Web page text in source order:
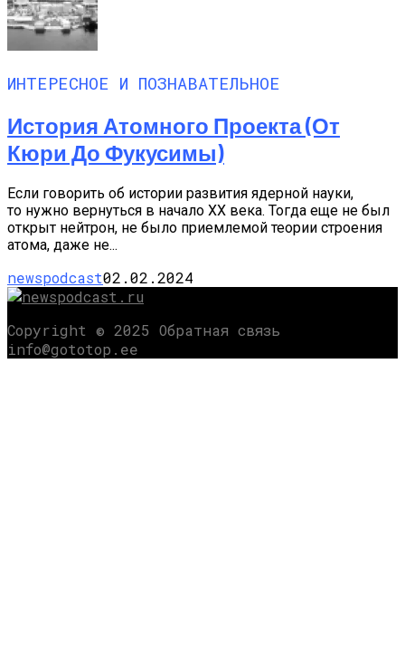
ИНТЕРЕСНОЕ И ПОЗНАВАТЕЛЬНОЕ
История Атомного Проекта (от
Кюри До Фукусимы)
Если говорить об истории развития ядерной науки,
то нужно вернуться в начало XX века. Тогда еще не был
открыт нейтрон, не было приемлемой теории строения
атома, даже не...
newspodcast02.02.2024
Copyright © 2025 Обратная связь
info@gototop.ee